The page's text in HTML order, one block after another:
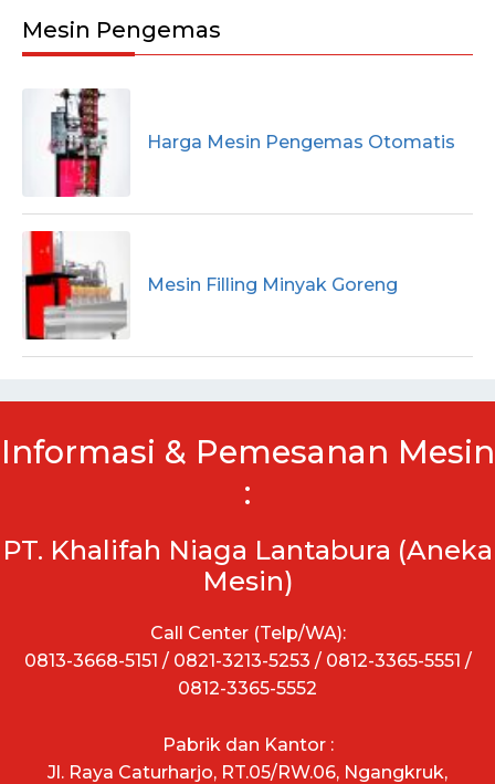
Mesin Pengemas
Harga Mesin Pengemas Otomatis
Mesin Filling Minyak Goreng
Informasi & Pemesanan Mesin
:
PT. Khalifah Niaga Lantabura (Aneka
Mesin)
Call Center (Telp/WA):
0813-3668-5151 / 0821-3213-5253 / 0812-3365-5551 /
0812-3365-5552
Pabrik dan Kantor :
Jl. Raya Caturharjo, RT.05/RW.06, Ngangkruk,